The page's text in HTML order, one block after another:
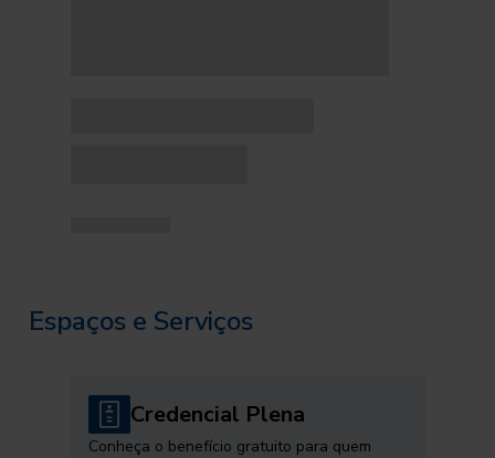
Espaços e Serviços
Credencial Plena
Conheça o benefício gratuito para quem